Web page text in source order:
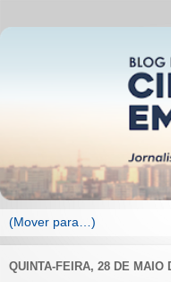
QUINTA-FEIRA, 28 DE MAIO